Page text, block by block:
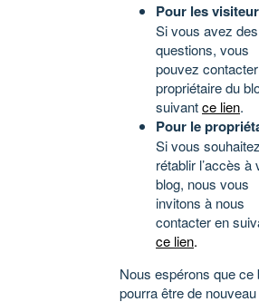
Pour les
Si vous avez des
questions, vous
pouvez
propriétaire du
suivantce lien.
Pour le
Si vous souhaitez
rétablir l’accès à
blog, nous vous
invitons à nous
contacter en
ce lien.
Nous espérons que ce
pourra être de nouveau